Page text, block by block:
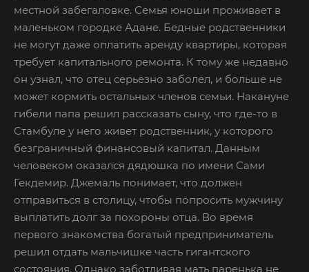
местной забегаловке. Семья юноши проживает в
маленьком городке Адане. Бедные родственники
не могут даже оплатить аренду квартиры, которая
требует капитального ремонта. К тому же недавно
он узнал, что отец серьезно заболел, и больше не
может кормить остальных членов семьи. Накануне
гибели папа решил рассказать сыну, что где-то в
Стамбуле у него живет родственник, у которого
безграничный финансовый капитал. Данным
человеком оказался дядюшка по имени Сами
Гекдемир. Джемаль понимает, что должен
отправиться в столицу, чтобы попросить мужчину
выплатить долг за похороны отца. Во время
первого знакомства богатый предприниматель
решил отдать мальчишке часть гигантского
состояния. Однако заботливая мать паренька не